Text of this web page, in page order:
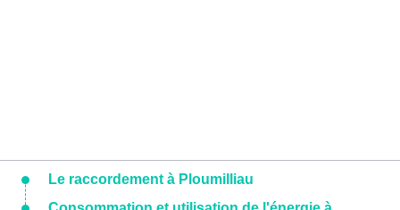
Le raccordement à Ploumilliau